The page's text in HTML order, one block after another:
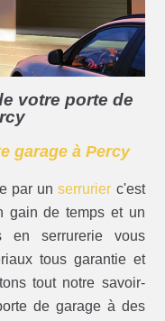
votre porte de
garage à Percy
par unserrurier c'est
gain de temps et un
en serrurerie vous
tous garantie et
tout notre savoir-
de garage à des